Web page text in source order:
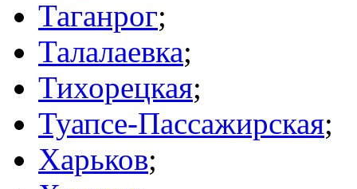
Таганрог;
Талалаевка;
Тихорецкая;
Туапсе-Пассажирская;
Харьков;